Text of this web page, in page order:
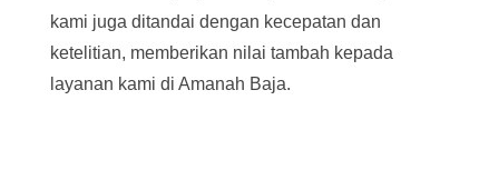
kami juga ditandai dengan kecepatan dan
ketelitian, memberikan nilai tambah kepada
layanan kami di Amanah Baja.